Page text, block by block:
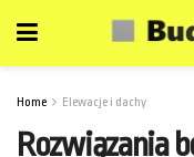
Home Elewacje i dachy
Rozwiązania